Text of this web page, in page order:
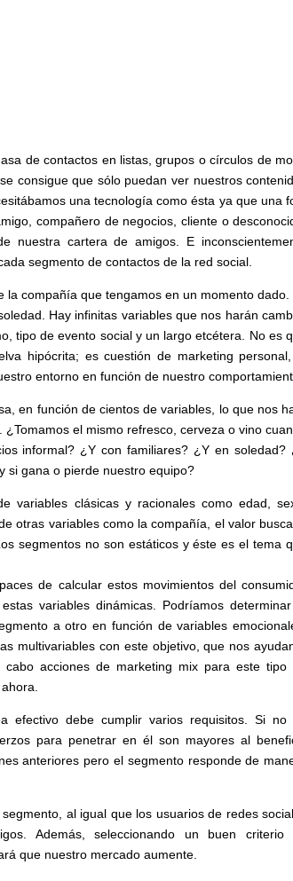
de contactos en listas, grupos o círculos de
consigue que sólo puedan ver nuestros
una tecnología como ésta ya que una
compañero de negocios, cliente o
nuestra cartera de amigos. E
segmento de contactos de la red social.
compañía que tengamos en un momento dado.
Hay infinitas variables que nos harán
tipo de evento social y un largo etcétera. No es
hipócrita; es cuestión de marketing
entorno en función de nuestro
en función de cientos de variables, lo que nos
el mismo refresco, cerveza o vino
informal? ¿Y con familiares? ¿Y en soledad?
si gana o pierde nuestro equipo?
variables clásicas y racionales como edad,
otras variables como la compañía, el valor
segmentos no son estáticos y éste es el tema
de calcular estos movimientos del
variables dinámicas. Podríamos
a otro en función de variables
multivariables con este objetivo, que nos
acciones de marketing mix para este tipo
efectivo debe cumplir varios requisitos. Si no
para penetrar en él son mayores al
anteriores pero el segmento responde de
al igual que los usuarios de redes
Además, seleccionando un buen criterio
que nuestro mercado aumente.